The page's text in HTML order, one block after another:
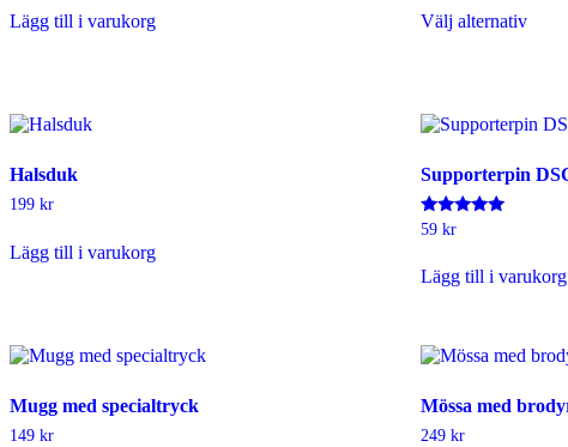
Lägg till i varukorg Välj alternativhär
De
Halsduk
199 kr
Lägg till i varukorg
Supporterpin
Betygsatt
59kr
Lägg till i varukorg
Mugg med specialtryck
149 kr
Mössa med
249kr